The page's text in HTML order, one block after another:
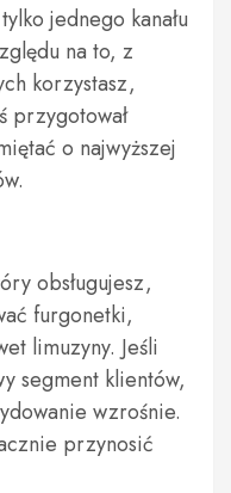
jednego kanału
na to, z
korzystasz,
przygotował
o najwyższej
obsługujesz,
furgonetki,
limuzyny. Jeśli
segment klientów,
wzrośnie.
przynosić